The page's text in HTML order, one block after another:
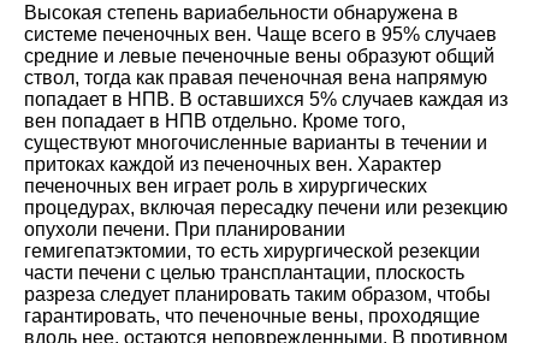
Высокая степень вариабельности обнаружена в
системе печеночных вен. Чаще всего в 95% случаев
средние и левые печеночные вены образуют общий
ствол, тогда как правая печеночная вена напрямую
попадает в НПВ. В оставшихся 5% случаев каждая из
вен попадает в НПВ отдельно. Кроме того,
существуют многочисленные варианты в течении и
притоках каждой из печеночных вен. Характер
печеночных вен играет роль в хирургических
процедурах, включая пересадку печени или резекцию
опухоли печени. При планировании
гемигепатэктомии, то есть хирургической резекции
части печени с целью трансплантации, плоскость
разреза следует планировать таким образом, чтобы
гарантировать, что печеночные вены, проходящие
вдоль нее, остаются неповрежденными. В противном